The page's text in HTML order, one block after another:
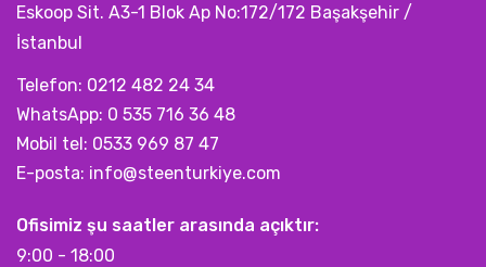
Eskoop Sit. A3-1 Blok Ap No:172/172 Başakşehir /
İstanbul
Telefon: 0212 482 24 34
WhatsApp: 0 535 716 36 48
Mobil tel: 0533 969 87 47
E-posta: info@steenturkiye.com
Ofisimiz şu saatler arasında açıktır:
9:00 - 18:00